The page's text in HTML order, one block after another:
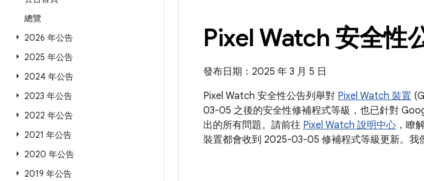
總覽
2026 年公告
2025 年公告
2024 年公告
2023 年公告
2022 年公告
2021 年公告
2020 年公告
2019 年公告
Pixel Watch 安全性
發布日期：2025 年 3 月 5 日
Pixel Watch 安全性公告列舉對 Pixel Watch 裝置
03-05 之後的安全性修補程式等級，也已針對
出的所有問題。請前往 Pixel Watch 說明中心 ，瞭
裝置都會收到 2025-03-05 修補程式等級更新。我